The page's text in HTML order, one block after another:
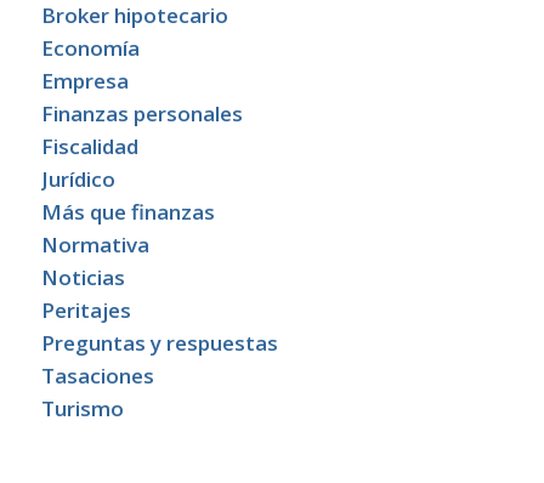
Broker hipotecario
Economía
Empresa
Finanzas personales
Fiscalidad
Jurídico
Más que finanzas
Normativa
Noticias
Peritajes
Preguntas y respuestas
Tasaciones
Turismo